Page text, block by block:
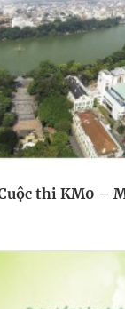
thi KM0 –